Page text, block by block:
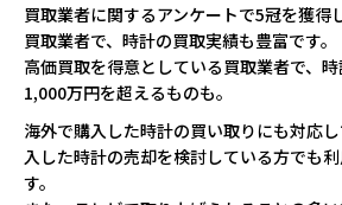
買取業者に関するアンケートで5冠を獲得
買取業者で、時計の買取実績も豊富です。
高価買取を得意としている買取業者で、
1,000万円を超えるものも。
海外で購入した時計の買い取りにも対応
入した時計の売却を検討している方でも
す。